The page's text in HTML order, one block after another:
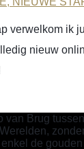
verwelkom ik
nieuw